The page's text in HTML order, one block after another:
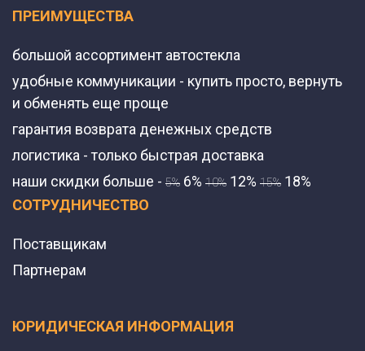
ПРЕИМУЩЕСТВА
большой ассортимент автостекла
удобные коммуникации - купить просто, вернуть
и обменять еще проще
гарантия возврата денежных средств
логистика - только быстрая доставка
наши скидки больше - 5% 6% 10% 12% 15% 18%
СОТРУДНИЧЕСТВО
Поставщикам
Партнерам
ЮРИДИЧЕСКАЯ ИНФОРМАЦИЯ